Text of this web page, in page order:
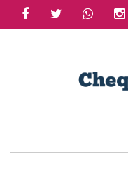
facebooktwitter